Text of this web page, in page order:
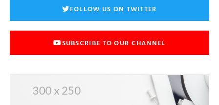
FOLLOW US ON TWITTER
SUBSCRIBE TO OUR CHANNEL